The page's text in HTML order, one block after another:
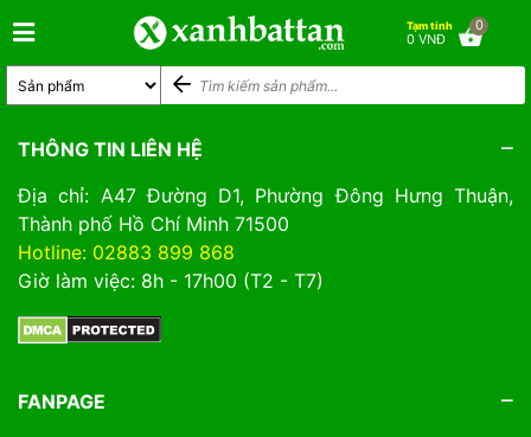
0
Tạm tính
0 VNĐ
THÔNG TIN LIÊN HỆ
Địa chỉ: A47 Đường D1, Phường Đông Hưng Thuận,
Thành phố Hồ Chí Minh 71500
Hotline: 02883 899 868
Giờ làm việc: 8h - 17h00 (T2 - T7)
FANPAGE